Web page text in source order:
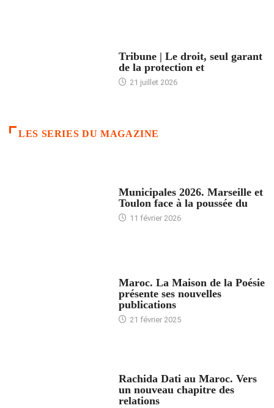
Tribune | Le droit, seul garant
de la protection et
21 juillet 2026
LES SERIES DU MAGAZINE
Municipales 2026. Marseille et
Toulon face à la poussée du
11 février 2026
Maroc. La Maison de la Poésie
présente ses nouvelles
publications
21 février 2025
Rachida Dati au Maroc. Vers
un nouveau chapitre des
relations